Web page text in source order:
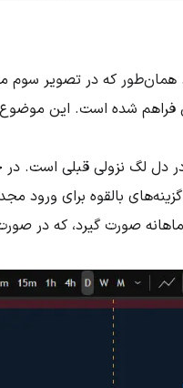
همان‌طور که در تصویر
شده است. این موضوع
بالقوه برای ورود
صورت گیرد، که در